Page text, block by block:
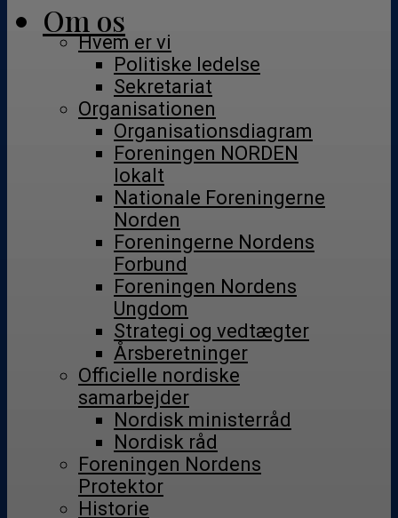
Om os
Hvem er vi
Politiske ledelse
Sekretariat
Organisationen
Organisationsdiagram
Foreningen NORDEN
lokalt
Nationale Foreningerne
Norden
Foreningerne Nordens
Forbund
Foreningen Nordens
Ungdom
Strategi og vedtægter
Årsberetninger
Officielle nordiske
samarbejder
Nordisk ministerråd
Nordisk råd
Foreningen Nordens
Protektor
Historie